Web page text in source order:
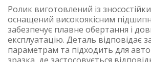
Ролик виготовлений із
оснащений високоякісним
забезпечує плавне обертання і
експлуатацію. Деталь відповідає
параметрам та підходить для